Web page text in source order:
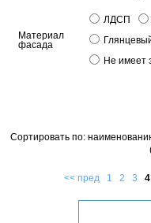
Материал
фасада
ЛДСП
Не имеет
Сортировать по:
<< пред 1 2 3 4